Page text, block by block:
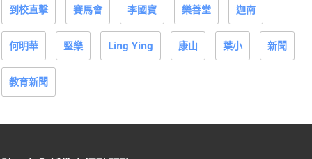
到校直擊 賽馬會 李國寶 樂善堂 迦南
何明華 堅樂 Ling Ying 康山 葉小 新聞
教育新聞